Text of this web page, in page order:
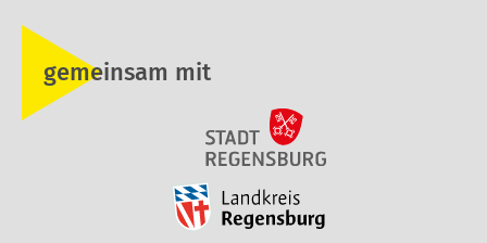
gemeinsam mit